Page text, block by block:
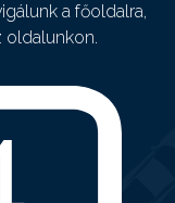
a főoldalra,